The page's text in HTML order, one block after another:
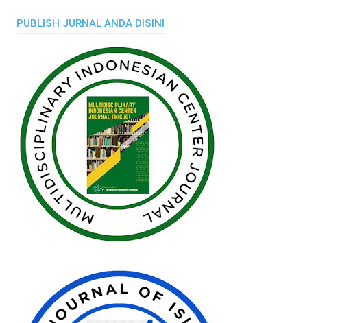
PUBLISH JURNAL ANDA DISINI